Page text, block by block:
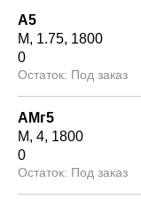
А5
М
1.75 1800
0
Под заказ
АМг5
М 4 1800
0
Под заказ